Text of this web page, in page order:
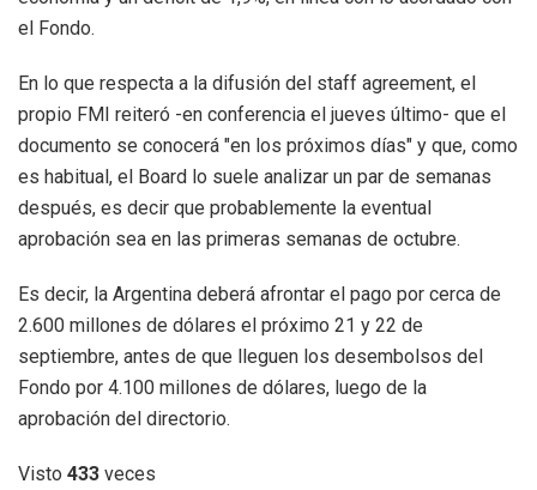
el Fondo.
En lo que respecta a la difusión del staff agreement, el
propio FMI reiteró -en conferencia el jueves último- que el
documento se conocerá "en los próximos días" y que, como
es habitual, el Board lo suele analizar un par de semanas
después, es decir que probablemente la eventual
aprobación sea en las primeras semanas de octubre.
Es decir, la Argentina deberá afrontar el pago por cerca de
2.600 millones de dólares el próximo 21 y 22 de
septiembre, antes de que lleguen los desembolsos del
Fondo por 4.100 millones de dólares, luego de la
aprobación del directorio.
Visto 433 veces